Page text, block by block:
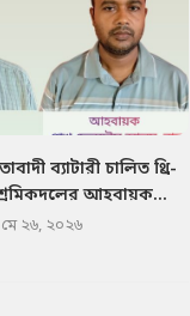
ব্যাটারী চালিত থ্রি-
আহবায়ক...
মে ২৬, ২০২৬